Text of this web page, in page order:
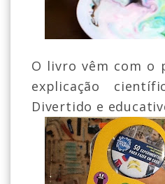
O livro vêm com o
explicação
Divertido e